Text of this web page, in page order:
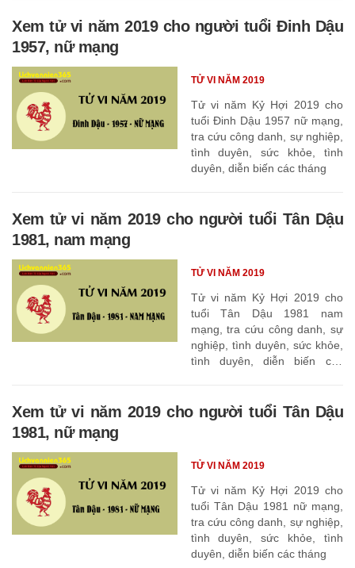
Xem tử vi năm 2019 cho người tuổi Đinh Dậu
1957, nữ mạng
Tử vi năm Kỷ Hợi 2019 cho
tuổi Đinh Dậu 1957 nữ mạng,
tra cứu công danh, sự nghiệp,
tình duyên, sức khỏe, tình
duyên, diễn biến các tháng
TỬ VI NĂM 2019
Xem tử vi năm 2019 cho người tuổi Tân Dậu
1981, nam mạng
Tử vi năm Kỷ Hợi 2019 cho
tuổi Tân Dậu 1981 nam
mạng, tra cứu công danh, sự
nghiệp, tình duyên, sức khỏe,
tình duyên, diễn biến các
TỬ VI NĂM 2019
Xem tử vi năm 2019 cho người tuổi Tân Dậu
1981, nữ mạng
Tử vi năm Kỷ Hợi 2019 cho
tuổi Tân Dậu 1981 nữ mạng,
tra cứu công danh, sự nghiệp,
tình duyên, sức khỏe, tình
duyên, diễn biến các tháng
TỬ VI NĂM 2019